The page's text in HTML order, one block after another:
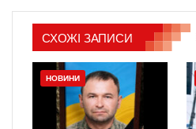
СХОЖІ ЗАПИСИ
НОВИНИ